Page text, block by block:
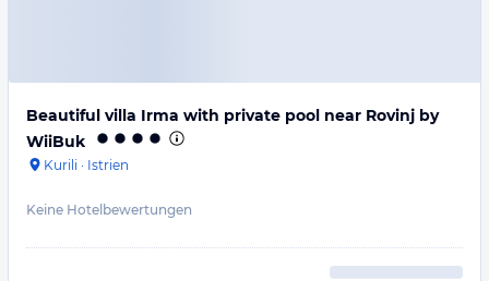
Beautiful villa Irma with private pool near Rovinj by
WiiBuk
Kurili · Istrien
Keine Hotelbewertungen